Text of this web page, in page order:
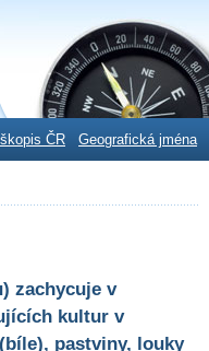
ČR Geografická jména
zachycuje v
kultur v
pastviny, louky